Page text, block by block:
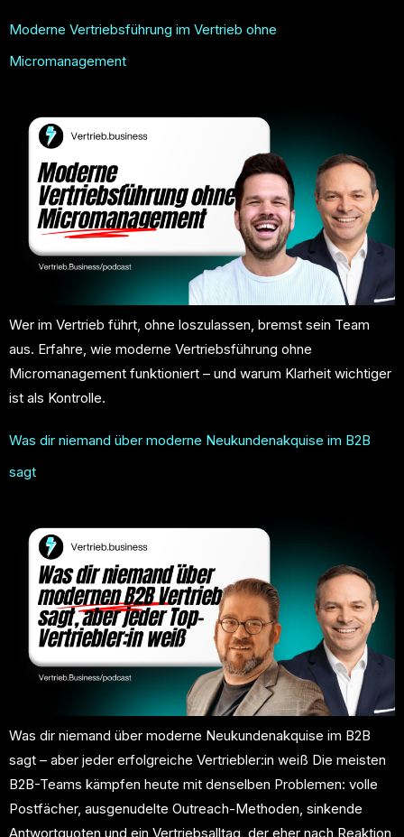
Moderne Vertriebsführung im Vertrieb ohne
Micromanagement
Wer im Vertrieb führt, ohne loszulassen, bremst sein Team
aus. Erfahre, wie moderne Vertriebsführung ohne
Micromanagement funktioniert – und warum Klarheit wichtiger
ist als Kontrolle.
Was dir niemand über moderne Neukundenakquise im B2B
sagt
Was dir niemand über moderne Neukundenakquise im B2B
sagt – aber jeder erfolgreiche Vertriebler:in weiß Die meisten
B2B-Teams kämpfen heute mit denselben Problemen: volle
Postfächer, ausgenudelte Outreach-Methoden, sinkende
Antwortquoten und ein Vertriebsalltag, der eher nach Reaktion